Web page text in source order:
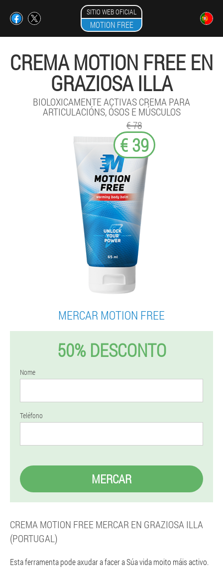
SITIO WEB OFICIAL
MOTION FREE
CREMA MOTION FREE EN
GRAZIOSA ILLA
BIOLOXICAMENTE ACTIVAS CREMA PARA
ARTICULACIÓNS, ÓSOS E MÚSCULOS
€ 78
€ 39
MERCAR MOTION FREE
50% DESCONTO
Nome
Teléfono
MERCAR
CREMA MOTION FREE MERCAR EN GRAZIOSA ILLA
(PORTUGAL)
Esta ferramenta pode axudar a facer a Súa vida moito máis activo.